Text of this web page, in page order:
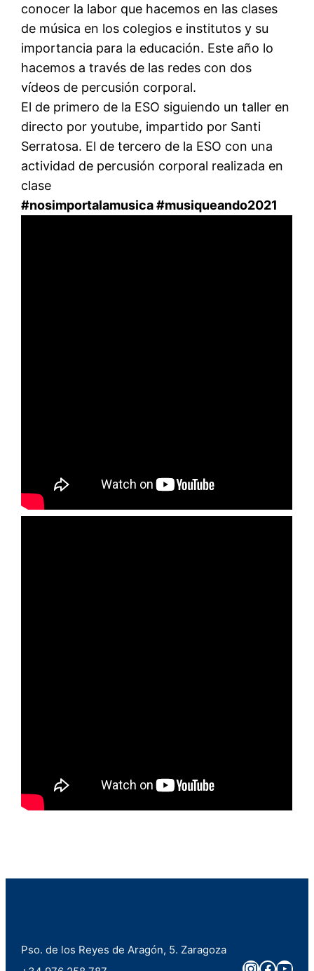
conocer la labor que hacemos en las clases
de música en los colegios e institutos y su
importancia para la educación. Este año lo
hacemos a través de las redes con dos
vídeos de percusión corporal.
El de primero de la ESO siguiendo un taller en
directo por youtube, impartido por Santi
Serratosa. El de tercero de la ESO con una
actividad de percusión corporal realizada en
clase
#nosimportalamusica #musiqueando2021
Pso. de los Reyes de Aragón, 5. Zaragoza